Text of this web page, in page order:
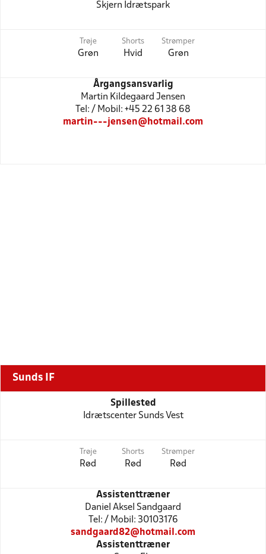
Skjern Idrætspark
Trøje
Grøn
Shorts
Hvid
Strømper
Grøn
Årgangsansvarlig
Martin Kildegaard Jensen
Tel: / Mobil: +45 22 61 38 68
martin---jensen@hotmail.com
Sunds IF
Spillested
Idrætscenter Sunds Vest
Trøje
Rød
Shorts
Rød
Strømper
Rød
Assistenttræner
Daniel Aksel Sandgaard
Tel: / Mobil: 30103176
sandgaard82@hotmail.com
Assistenttræner